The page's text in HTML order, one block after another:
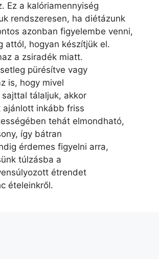
Ez a kalóriamennyiség
rendszeresen, ha diétázunk
azonban figyelembe venni,
attól, hogyan készítjük el.
a zsiradék miatt.
pürésítve vagy
is, hogy mivel
tálaljuk, akkor
ajánlott inkább friss
tehát elmondható,
így bátran
érdemes figyelni arra,
túlzásba a
étrendet
ételeinkről.